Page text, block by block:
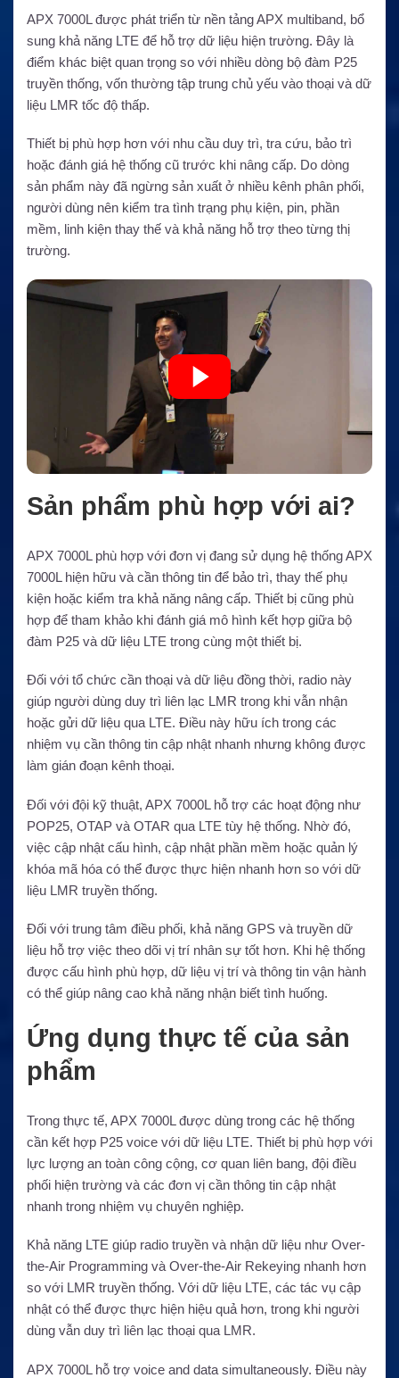
APX 7000L được phát triển từ nền tảng APX multiband, bổ
sung khả năng LTE để hỗ trợ dữ liệu hiện trường. Đây là
điểm khác biệt quan trọng so với nhiều dòng bộ đàm P25
truyền thống, vốn thường tập trung chủ yếu vào thoại và dữ
liệu LMR tốc độ thấp.
Thiết bị phù hợp hơn với nhu cầu duy trì, tra cứu, bảo trì
hoặc đánh giá hệ thống cũ trước khi nâng cấp. Do dòng
sản phẩm này đã ngừng sản xuất ở nhiều kênh phân phối,
người dùng nên kiểm tra tình trạng phụ kiện, pin, phần
mềm, linh kiện thay thế và khả năng hỗ trợ theo từng thị
trường.
Sản phẩm phù hợp với ai?
APX 7000L phù hợp với đơn vị đang sử dụng hệ thống APX
7000L hiện hữu và cần thông tin để bảo trì, thay thế phụ
kiện hoặc kiểm tra khả năng nâng cấp. Thiết bị cũng phù
hợp để tham khảo khi đánh giá mô hình kết hợp giữa bộ
đàm P25 và dữ liệu LTE trong cùng một thiết bị.
Đối với tổ chức cần thoại và dữ liệu đồng thời, radio này
giúp người dùng duy trì liên lạc LMR trong khi vẫn nhận
hoặc gửi dữ liệu qua LTE. Điều này hữu ích trong các
nhiệm vụ cần thông tin cập nhật nhanh nhưng không được
làm gián đoạn kênh thoại.
Đối với đội kỹ thuật, APX 7000L hỗ trợ các hoạt động như
POP25, OTAP và OTAR qua LTE tùy hệ thống. Nhờ đó,
việc cập nhật cấu hình, cập nhật phần mềm hoặc quản lý
khóa mã hóa có thể được thực hiện nhanh hơn so với dữ
liệu LMR truyền thống.
Đối với trung tâm điều phối, khả năng GPS và truyền dữ
liệu hỗ trợ việc theo dõi vị trí nhân sự tốt hơn. Khi hệ thống
được cấu hình phù hợp, dữ liệu vị trí và thông tin vận hành
có thể giúp nâng cao khả năng nhận biết tình huống.
Ứng dụng thực tế của sản
phẩm
Trong thực tế, APX 7000L được dùng trong các hệ thống
cần kết hợp P25 voice với dữ liệu LTE. Thiết bị phù hợp với
lực lượng an toàn công cộng, cơ quan liên bang, đội điều
phối hiện trường và các đơn vị cần thông tin cập nhật
nhanh trong nhiệm vụ chuyên nghiệp.
Khả năng LTE giúp radio truyền và nhận dữ liệu như Over-
the-Air Programming và Over-the-Air Rekeying nhanh hơn
so với LMR truyền thống. Với dữ liệu LTE, các tác vụ cập
nhật có thể được thực hiện hiệu quả hơn, trong khi người
dùng vẫn duy trì liên lạc thoại qua LMR.
APX 7000L hỗ trợ voice and data simultaneously. Điều này